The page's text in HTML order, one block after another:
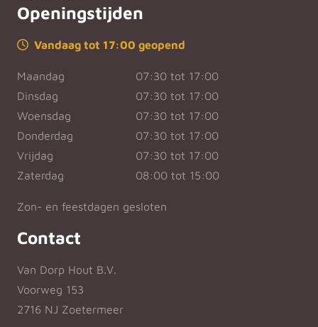
Openingstijden
Vandaag tot 17:00 geopend
Maandag
07:30 tot 17:00
Dinsdag
07:30 tot 17:00
Woensdag
07:30 tot 17:00
Donderdag
07:30 tot 17:00
Vrijdag
07:30 tot 17:00
Zaterdag
08:00 tot 15:00
Zon- en feestdagen gesloten
Contact
Van Dorp Hout B.V.
Voorweg 153
2716 NJ Zoetermeer